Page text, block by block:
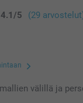
4.1/5 (29
välillä ja